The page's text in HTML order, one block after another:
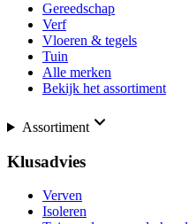
Gereedschap
Verf
Vloeren & tegels
Tuin
Alle merken
Bekijk het assortiment
Assortiment
Klusadvies
Verven
Isoleren